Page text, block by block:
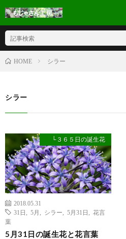
HOME シラー
シラー
└３６５日の誕生花
2018.05.31
31日
5月 シラー 5月31日
花言
葉
5月31日の誕生花と花言葉